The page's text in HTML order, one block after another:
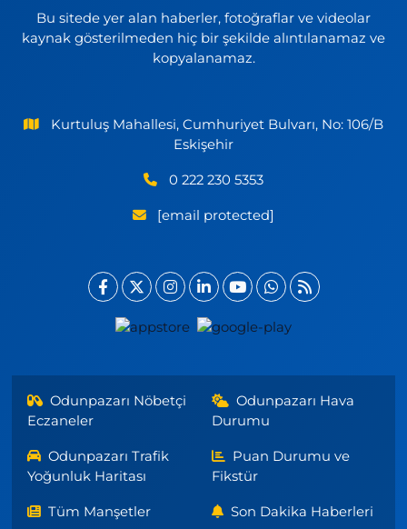
Bu sitede yer alan haberler, fotoğraflar ve videolar
kaynak gösterilmeden hiç bir şekilde alıntılanamaz ve
kopyalanamaz.
Kurtuluş Mahallesi, Cumhuriyet Bulvarı, No: 106/B
Eskişehir
0 222 230 5353
[email protected]
Odunpazarı Nöbetçi
Eczaneler
Odunpazarı Hava
Durumu
Odunpazarı Trafik
Yoğunluk Haritası
Puan Durumu ve
Fikstür
Tüm Manşetler Son Dakika Haberleri